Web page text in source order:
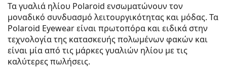
Τα γυαλιά ηλίου Polaroid ενσωματώνουν τον
μοναδικό συνδυασμό λειτουργικότητας και μόδας. Τα
Polaroid Eyewear είναι πρωτοπόρα και ειδικά στην
τεχνολογία της κατασκευής πολωμένων φακών και
είναι μία από τις μάρκες γυαλιών ηλίου με τις
καλύτερες πωλήσεις.